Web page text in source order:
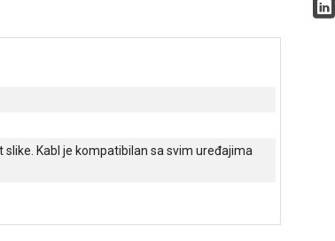
Kabl je kompatibilan sa svim uređajima